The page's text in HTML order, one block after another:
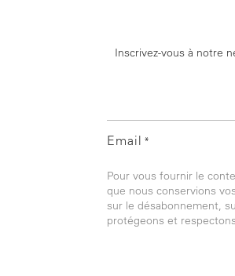
Inscrivez-vous à notre
Email *
Pour vous fournir le
que nous conservions
sur le désabonnement,
protégeons et